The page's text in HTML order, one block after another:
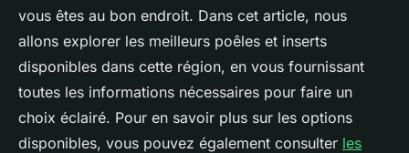
vous êtes au bon endroit. Dans cet article, nous
allons explorer les meilleurs poêles et inserts
disponibles dans cette région, en vous fournissant
toutes les informations nécessaires pour faire un
choix éclairé. Pour en savoir plus sur les options
disponibles, vous pouvez également consulter les